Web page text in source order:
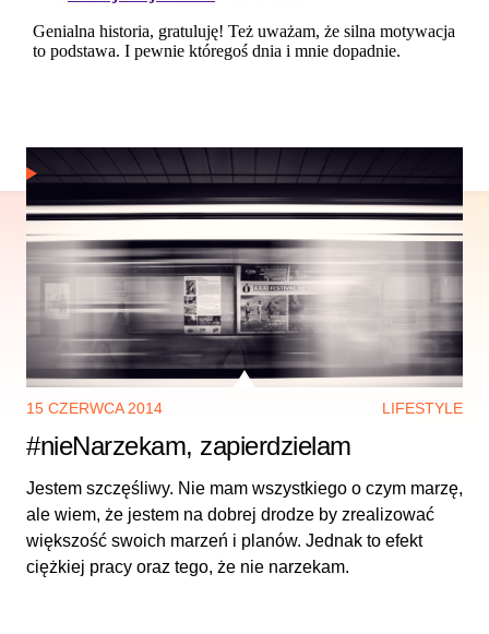
15 CZERWCA 2014 LIFESTYLE
#nieNarzekam, zapierdzielam
Jestem szczęśliwy. Nie mam wszystkiego o czym marzę,
ale wiem, że jestem na dobrej drodze by zrealizować
większość swoich marzeń i planów. Jednak to efekt
ciężkiej pracy oraz tego, że nie narzekam.